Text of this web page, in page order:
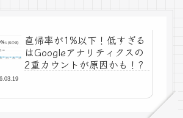
直帰率が1%以下！低すぎる
はGoogleアナリティクスの
2重カウントが原因かも！?